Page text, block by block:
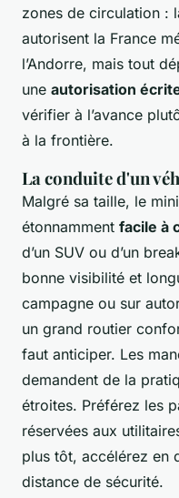
zones de circulation :
autorisent la France
l’Andorre, mais tout
une autorisation
vérifier à l’avance
à la frontière.
La conduite d'un
Malgré sa taille, le
étonnamment facile à
d’un SUV ou d’un
bonne visibilité et
campagne ou sur
un grand routier
faut anticiper. Les
demandent de la
étroites. Préférez les
réservées aux
plus tôt, accélérez en
distance de sécurité.